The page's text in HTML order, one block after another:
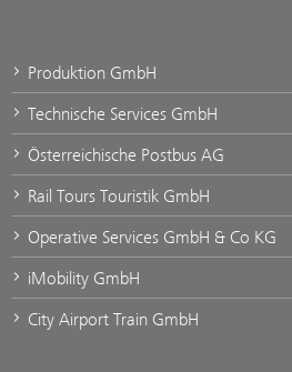
Produktion GmbH
Technische Services GmbH
Österreichische Postbus AG
Rail Tours Touristik GmbH
Operative Services GmbH & Co KG
iMobility GmbH
City Airport Train GmbH